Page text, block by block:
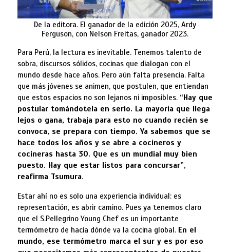
De la editora. El ganador de la edición 2025, Ardy
Ferguson, con Nelson Freitas, ganador 2023.
Para Perú, la lectura es inevitable. Tenemos talento de
sobra, discursos sólidos, cocinas que dialogan con el
mundo desde hace años. Pero aún falta presencia. Falta
que más jóvenes se animen, que postulen, que entiendan
que estos espacios no son lejanos ni imposibles. “Hay que
postular tomándotela en serio. La mayoría que llega
lejos o gana, trabaja para esto no cuando recién se
convoca, se prepara con tiempo. Ya sabemos que se
hace todos los años y se abre a cocineros y
cocineras hasta 30. Que es un mundial muy bien
puesto. Hay que estar listos para concursar”,
reafirma Tsumura.
Estar ahí no es solo una experiencia individual: es
representación, es abrir camino. Pues ya tenemos claro
que el S.Pellegrino Young Chef es un importante
termómetro de hacia dónde va la cocina global. En el
mundo, ese termómetro marca el sur y es por eso